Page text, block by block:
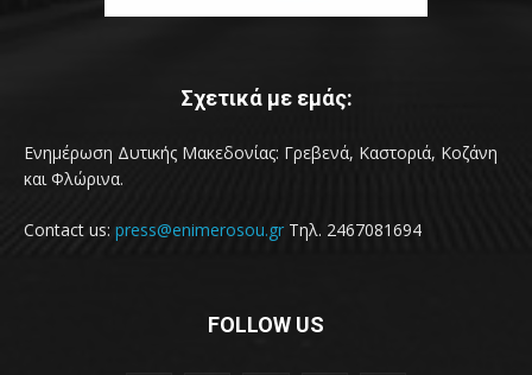
Σχετικά με εμάς:
Ενημέρωση Δυτικής Μακεδονίας: Γρεβενά, Καστοριά, Κοζάνη
και Φλώρινα.
Contact us: press@enimerosou.gr Τηλ. 2467081694
FOLLOW US